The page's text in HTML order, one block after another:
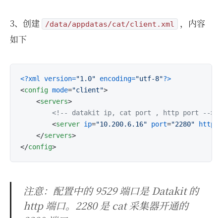
3、创建 /data/appdatas/cat/client.xml
，内容
如下
<?xml version="1.0" encoding="utf-8"?>
<config mode="client">
<servers>
<!-- datakit ip, cat port , http port -->
<server ip="10.200.6.16" port="2280"
http-
</servers>
</config>
注意：配置中的 9529 端口是 Datakit 的
http 端口。2280 是 cat 采集器开通的